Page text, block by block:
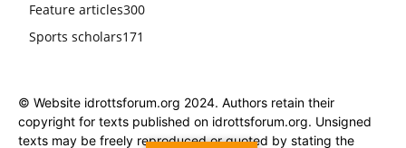
Feature articles300
Sports scholars171
© Website idrottsforum.org 2024. Authors retain their
copyright for texts published on idrottsforum.org. Unsigned
texts may be freely reproduced or quoted by stating the